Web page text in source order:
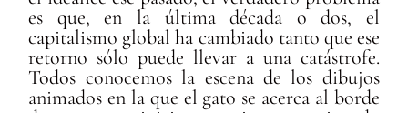
es que, en la última década o dos, el
capitalismo global ha cambiado tanto que ese
retorno sólo puede llevar a una catástrofe.
Todos conocemos la escena de los dibujos
animados en la que el gato se acerca al borde